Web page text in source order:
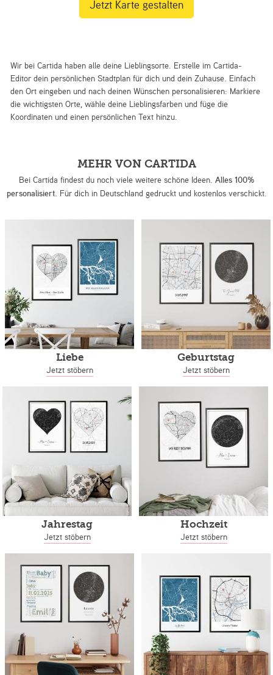
Wir bei Cartida haben alle deine Lieblingsorte. Erstelle im Cartida-
Editor dein persönlichen Stadtplan für dich und dein Zuhause. Einfach
den Ort eingeben und nach deinen Wünschen personalisieren: Markiere
die wichtigsten Orte, wähle deine Lieblingsfarben und füge die
Koordinaten und einen persönlichen Text hinzu.
Jetzt Karte gestalten
MEHR VON CARTIDA
Bei Cartida findest du noch viele weitere schöne Ideen. Alles 100%
personalisiert. Für dich in Deutschland gedruckt und kostenlos verschickt.
Liebe
Jetzt stöbern
Geburtstag
Jetzt stöbern
Jahrestag
Jetzt stöbern
Hochzeit
Jetzt stöbern